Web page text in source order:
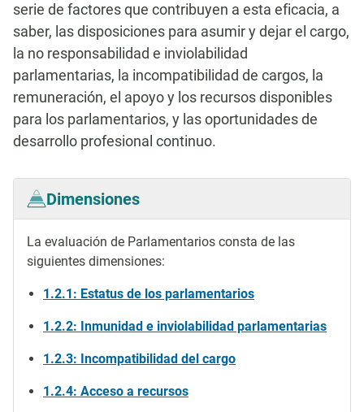
serie de factores que contribuyen a esta eficacia, a
saber, las disposiciones para asumir y dejar el cargo,
la no responsabilidad e inviolabilidad
parlamentarias, la incompatibilidad de cargos, la
remuneración, el apoyo y los recursos disponibles
para los parlamentarios, y las oportunidades de
desarrollo profesional continuo.
Dimensiones
La evaluación de Parlamentarios consta de las
siguientes dimensiones:
1.2.1: Estatus de los parlamentarios
1.2.2: Inmunidad e inviolabilidad parlamentarias
1.2.3: Incompatibilidad del cargo
1.2.4: Acceso a recursos